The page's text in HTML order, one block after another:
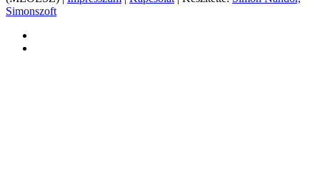
Simonszoft